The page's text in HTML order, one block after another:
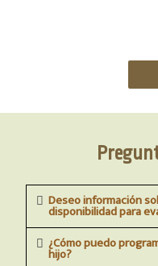
Deseo información
disponibilidad para
¿Cómo puedo
hijo?